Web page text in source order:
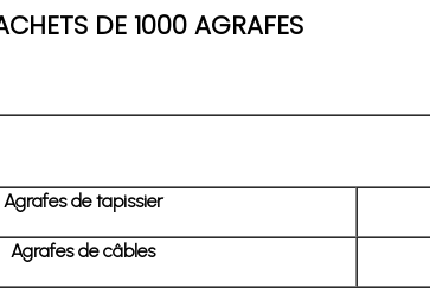
DE 1000 AGRAFES
Agrafes de tapissier
Agrafes de câbles